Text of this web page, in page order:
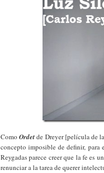
ComoOrdetde Dreyer [película de
concepto imposible de definir,
Reygadas parece creer que la fe es
renunciar a la tarea de querer